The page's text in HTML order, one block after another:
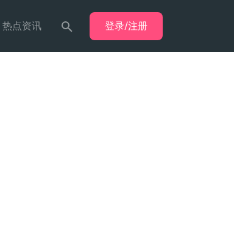
热点资讯 登录/注册